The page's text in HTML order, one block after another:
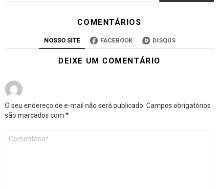
COMENTÁRIOS
NOSSO SITE FACEBOOK DISQUS
DEIXE UM COMENTÁRIO
O seu endereço de e-mail não será publicado. Campos obrigatórios
são marcados com *